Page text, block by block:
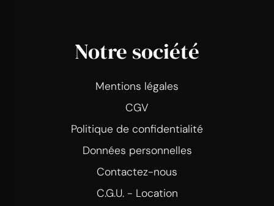
Notre société
Mentions légales
CGV
Politique de confidentialité
Données personnelles
Contactez-nous
C.G.U. - Location